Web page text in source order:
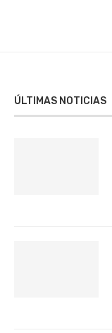
ÚLTIMAS NOTICIAS